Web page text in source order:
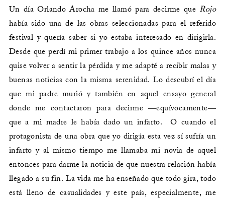
Un día Orlando Arocha me llamó para decirme que Rojo
había sido una de las obras seleccionadas para el referido
festival y quería saber si yo estaba interesado en dirigirla.
Desde que perdí mi primer trabajo a los quince años nunca
quise volver a sentir la pérdida y me adapté a recibir malas y
buenas noticias con la misma serenidad. Lo descubrí el día
que mi padre murió y también en aquel ensayo general
donde me contactaron para decirme ―equívocamente―
que a mi madre le había dado un infarto. O cuando el
protagonista de una obra que yo dirigía esta vez sí sufría un
infarto y al mismo tiempo me llamaba mi novia de aquel
entonces para darme la noticia de que nuestra relación había
llegado a su fin. La vida me ha enseñado que todo gira, todo
está lleno de casualidades y este país, especialmente, me